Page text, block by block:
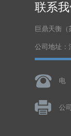
联系
巨鼎天衡（
公司地址：
电